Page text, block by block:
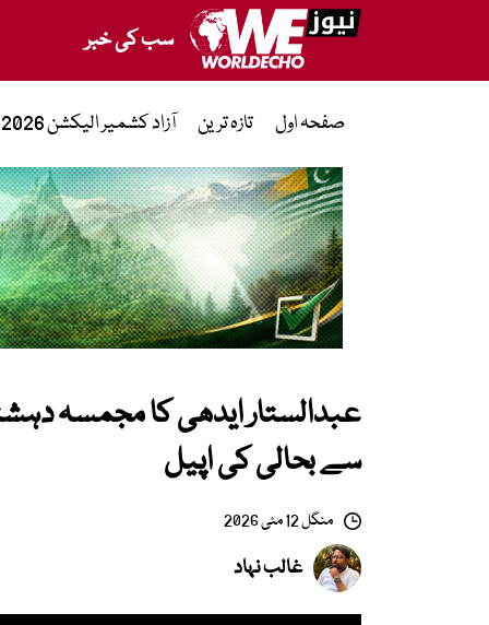
سب کی خبر
صفحہ اول تازہ ترین آزاد کشمیر الیکشن 2026
عبدالستار ایدھی کا مجمسہ
سے بحالی کی اپیل
منگل 12 مئی 2026
غالب نہاد